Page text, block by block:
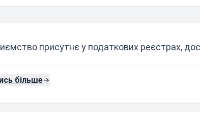
присутнє у податкових реєстрах,
більше